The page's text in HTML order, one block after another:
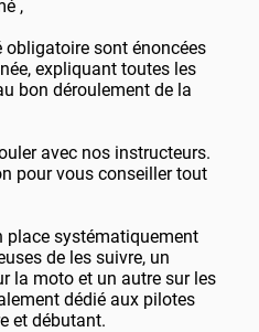
,
obligatoire sont énoncées
expliquant toutes les
bon déroulement de la
avec nos instructeurs.
pour vous conseiller tout
place systématiquement
de les suivre, un
la moto et un autre sur les
dédié aux pilotes
et débutant.